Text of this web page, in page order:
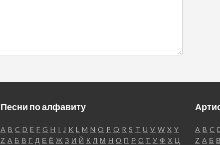
Песни по алфавиту
A B C D E F G H I J K L M N O P Q R S T U V W X Y
Z А Б В Г Д Е Ё Ж З И Й К Л М Н О П Р С Т У Ф Х Ц
A B C
Z А Б В